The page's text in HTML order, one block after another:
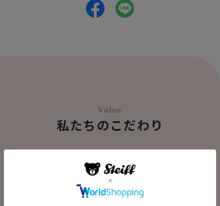
Value
私たちのこだわり